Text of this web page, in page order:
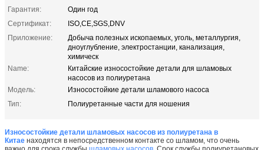
Гарантия:
Один год
Сертификат:
ISO,CE,SGS,DNV
Приложение:
Добыча полезных ископаемых, уголь, металлургия,
дноуглубление, электростанции, канализация,
химическ
Name:
Китайские износостойкие детали для шламовых
насосов из полиуретана
Модель:
Износостойкие детали шламового насоса
Тип:
Полиуретанные части для ношения
Износостойкие детали шламовых насосов из полиуретана в
Китае находятся в непосредственном контакте со шламом, что очень